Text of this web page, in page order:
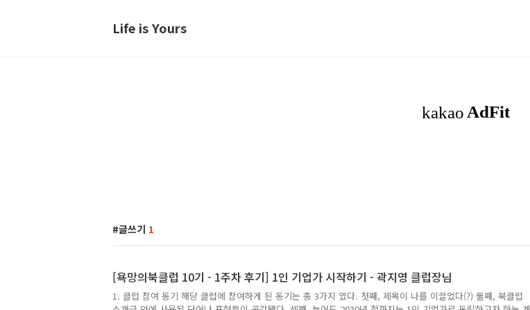
Life is Yours
글쓰기 1
[욕망의북클럽 10기 - 1주차 후기] 1인 기업가 시작하기 - 곽지영 클럽장님
1. 클럽 참여 동기 해당 클럽에 참여하게 된 동기는 총 3가지 였다. 첫째, 제목이 나를 이끌었다(?) 둘째, 북클럽